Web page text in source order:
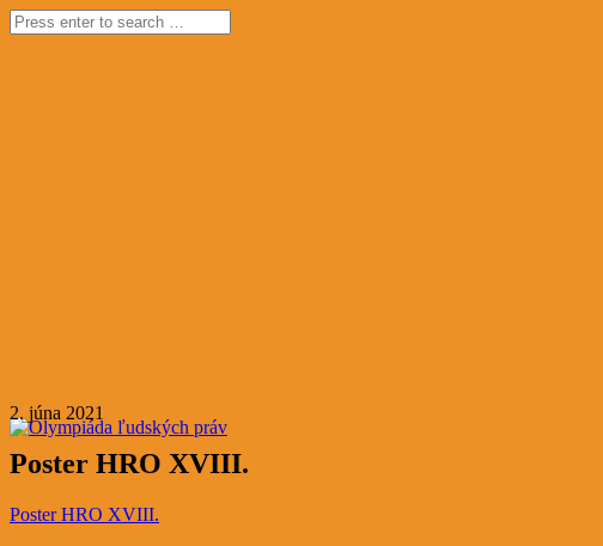
2. júna 2021
Poster HRO XVIII.
Poster HRO XVIII.